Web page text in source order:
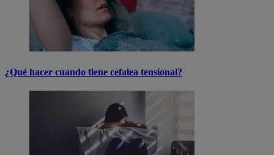
¿Qué hacer cuando tiene cefalea tensional?